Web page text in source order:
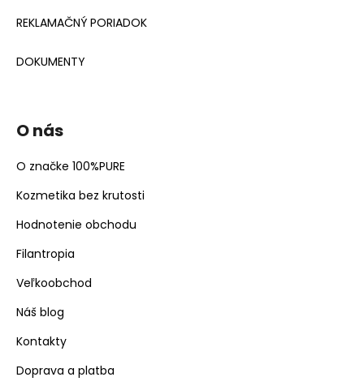
REKLAMAČNÝ PORIADOK
DOKUMENTY
O nás
O značke 100%PURE
Kozmetika bez krutosti
Hodnotenie obchodu
Filantropia
Veľkoobchod
Náš blog
Kontakty
Doprava a platba